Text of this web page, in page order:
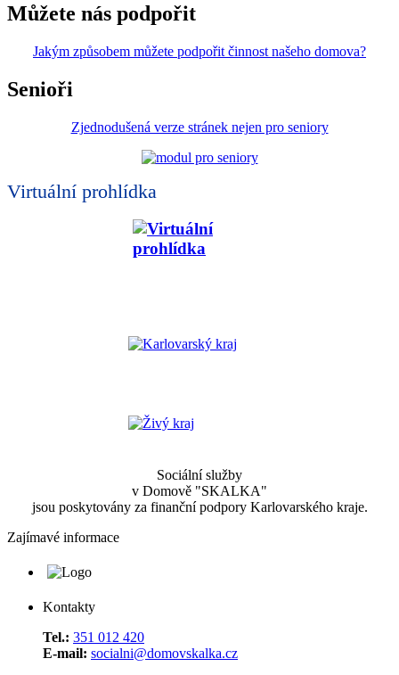
Můžete nás podpořit
Jakým způsobem můžete podpořit činnost našeho domova?
Senioři
Zjednodušená verze stránek nejen pro seniory
Virtuální prohlídka
Sociální služby
v Domově "SKALKA"
jsou poskytovány za finanční podpory Karlovarského kraje.
Zajímavé informace
Kontakty
Tel.: 351 012 420
E-mail: socialni@domovskalka.cz